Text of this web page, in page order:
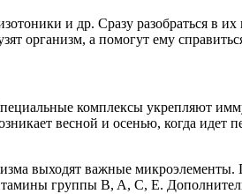
и др. Сразу разобраться в их
организм, а помогут ему
комплексы укрепляют
весной и осенью, когда идет
выходят важные
группы B, A, C, E.